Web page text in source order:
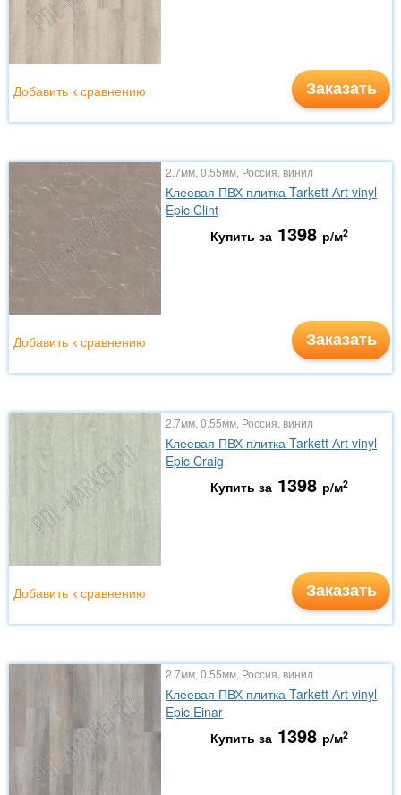
Заказать
Добавить к сравнению
2.7мм, 0.55мм, Россия, винил
Клеевая ПВХ плитка Tarkett Аrt vinyl
Epic Clint
Купить за 1398 р/м2
Заказать
Добавить к сравнению
2.7мм, 0.55мм, Россия, винил
Клеевая ПВХ плитка Tarkett Аrt vinyl
Epic Craig
Купить за 1398 р/м2
Заказать
Добавить к сравнению
2.7мм, 0.55мм, Россия, винил
Клеевая ПВХ плитка Tarkett Аrt vinyl
Epic Einar
Купить за 1398 р/м2